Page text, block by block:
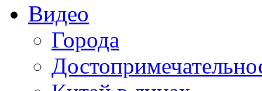
Видео
Города